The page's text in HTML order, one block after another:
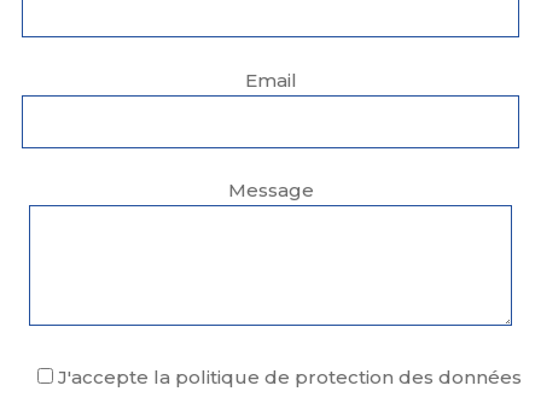
Email
Message
J'accepte la politique de protection des données